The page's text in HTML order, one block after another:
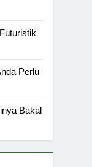
Perlu
Bakal